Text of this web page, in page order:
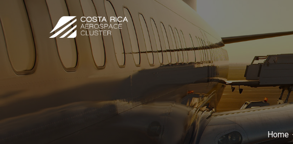
Home